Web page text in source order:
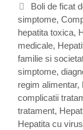
C
a
t
e
g
o
r
i
i
Boli de ficat
simptome,
hepatita toxica,
medicale,
familie si
simptome,
regim alimentar,
complicatii
tratament,
Hepatita cu